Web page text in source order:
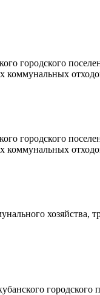
городского
городского
городского